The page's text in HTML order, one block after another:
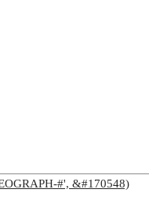
#', &#170548)